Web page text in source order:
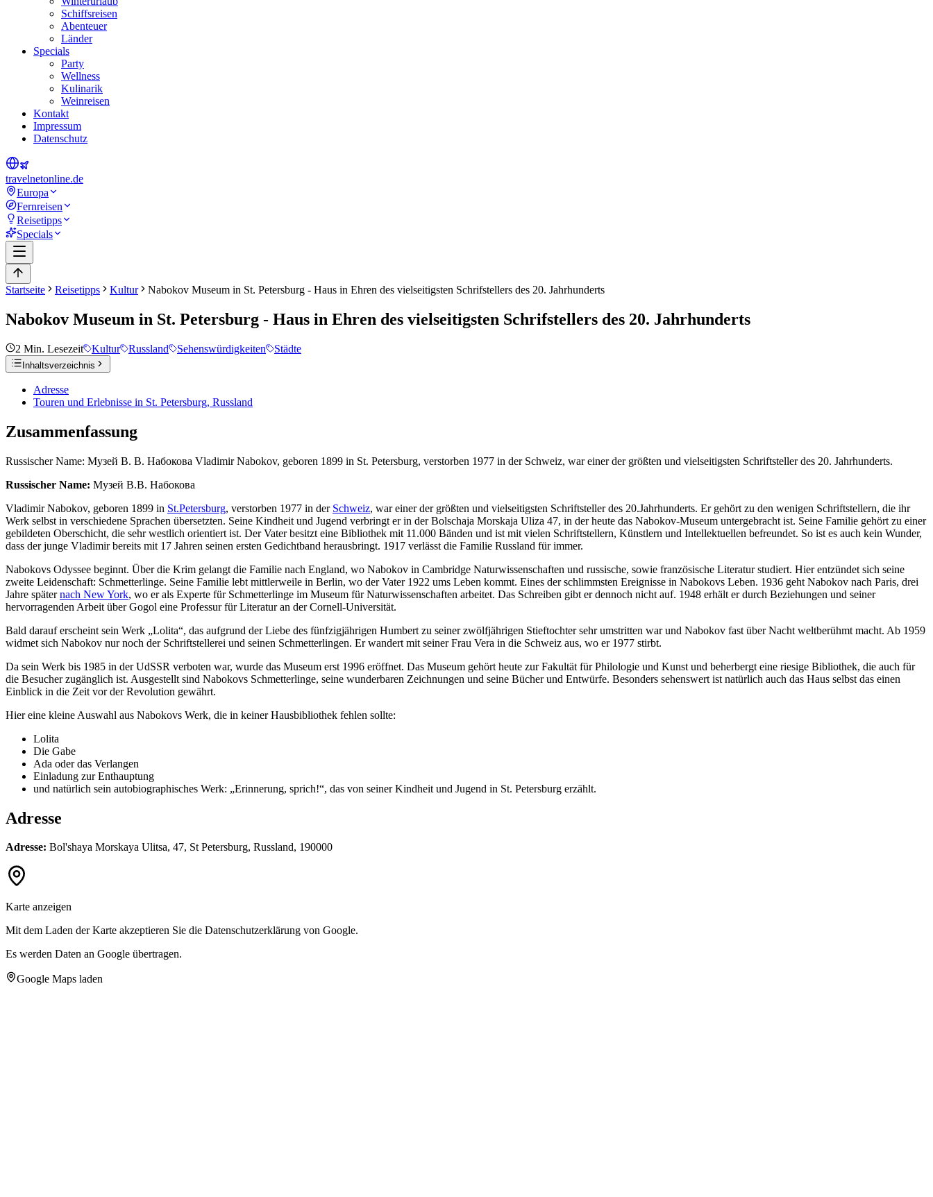
Schiffsreisen
Abenteuer
Länder
Specials
Party
Wellness
Kulinarik
Weinreisen
Kontakt
Impressum
Datenschutz
travelnetonline.de
Europa
Fernreisen
Reisetipps
Specials
Startseite Reisetipps Kultur Nabokov Museum in St. Petersburg - Haus in Ehren des vielseitigsten Schrifstellers des 20. Jahrhunderts
Nabokov Museum in St. Petersburg - Haus in Ehren des vielseitigsten Schrifstellers des 20. Jahrhunderts
2 Min. Lesezeit Kultur Russland Sehenswürdigkeiten Städte
Inhaltsverzeichnis
Adresse
Touren und Erlebnisse in St. Petersburg, Russland
Zusammenfassung
Russischer Name: Музей В. В. Набокова Vladimir Nabokov, geboren 1899 in St. Petersburg, verstorben 1977 in der Schweiz, war einer der größten und vielseitigsten Schriftsteller des 20. Jahrhunderts.
Russischer Name: Музей В.В. Набокова
Vladimir Nabokov, geboren 1899 in St.Petersburg, verstorben 1977 in der Schweiz, war einer der größten und vielseitigsten Schriftsteller des 20.Jahrhunderts. Er gehört zu den wenigen Schriftstellern, die ihr
Werk selbst in verschiedene Sprachen übersetzten. Seine Kindheit und Jugend verbringt er in der Bolschaja Morskaja Uliza 47, in der heute das Nabokov-Museum untergebracht ist. Seine Familie gehört zu einer
gebildeten Oberschicht, die sehr westlich orientiert ist. Der Vater besitzt eine Bibliothek mit 11.000 Bänden und ist mit vielen Schriftstellern, Künstlern und Intellektuellen befreundet. So ist es auch kein Wunder,
dass der junge Vladimir bereits mit 17 Jahren seinen ersten Gedichtband herausbringt. 1917 verlässt die Familie Russland für immer.
Nabokovs Odyssee beginnt. Über die Krim gelangt die Familie nach England, wo Nabokov in Cambridge Naturwissenschaften und russische, sowie französische Literatur studiert. Hier entzündet sich seine
zweite Leidenschaft: Schmetterlinge. Seine Familie lebt mittlerweile in Berlin, wo der Vater 1922 ums Leben kommt. Eines der schlimmsten Ereignisse in Nabokovs Leben. 1936 geht Nabokov nach Paris, drei
Jahre späternach New York, wo er als Experte für Schmetterlinge im Museum für Naturwissenschaften arbeitet. Das Schreiben gibt er dennoch nicht auf. 1948 erhält er durch Beziehungen und seiner
hervorragenden Arbeit über Gogol eine Professur für Literatur an der Cornell-Universität.
Bald darauf erscheint sein Werk „Lolita“, das aufgrund der Liebe des fünfzigjährigen Humbert zu seiner zwölfjährigen Stieftochter sehr umstritten war und Nabokov fast über Nacht weltberühmt macht. Ab 1959
widmet sich Nabokov nur noch der Schriftstellerei und seinen Schmetterlingen. Er wandert mit seiner Frau Vera in die Schweiz aus, wo er 1977 stirbt.
Da sein Werk bis 1985 in der UdSSR verboten war, wurde das Museum erst 1996 eröffnet. Das Museum gehört heute zur Fakultät für Philologie und Kunst und beherbergt eine riesige Bibliothek, die auch für
die Besucher zugänglich ist. Ausgestellt sind Nabokovs Schmetterlinge, seine wunderbaren Zeichnungen und seine Bücher und Entwürfe. Besonders sehenswert ist natürlich auch das Haus selbst das einen
Einblick in die Zeit vor der Revolution gewährt.
Hier eine kleine Auswahl aus Nabokovs Werk, die in keiner Hausbibliothek fehlen sollte:
Lolita
Die Gabe
Ada oder das Verlangen
Einladung zur Enthauptung
und natürlich sein autobiographisches Werk: „Erinnerung, sprich!“, das von seiner Kindheit und Jugend in St. Petersburg erzählt.
Adresse
Adresse: Bol'shaya Morskaya Ulitsa, 47, St Petersburg, Russland, 190000
Karte anzeigen
Mit dem Laden der Karte akzeptieren Sie die Datenschutzerklärung von Google.
Es werden Daten an Google übertragen.
Google Maps laden